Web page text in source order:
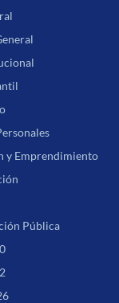
y Emprendimiento
Pública